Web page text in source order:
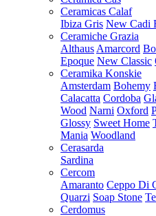
Ceramicas Calaf
Ibiza Gris New Cadi
Ceramiche Grazia
Althaus Amarcord
Epoque New Classic
Ceramika Konskie
Amsterdam Bohemy
Calacatta Cordoba
Wood Narni Oxford
Glossy Sweet Home
Mania Woodland
Cerasarda
Sardina
Cercom
Amaranto Ceppo Di
Quarzi Soap Stone
Cerdomus